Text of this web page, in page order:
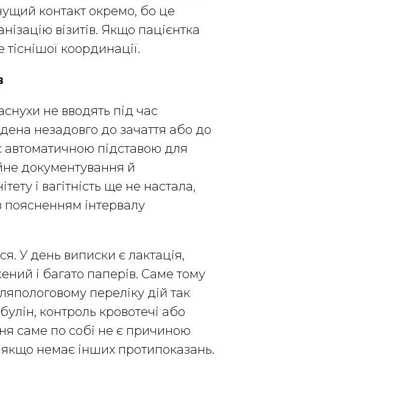
контакт окремо, бо це
візитів. Якщо пацієнтка
координації.
не вводять під час
незадовго до зачаття або до
автоматичною підставою для
документування й
і вагітність ще не настала,
інтервалу
У день виписки є лактація,
і багато паперів. Саме тому
переліку дій так
контроль кровотечі або
саме по собі не є причиною
якщо немає інших протипоказань.